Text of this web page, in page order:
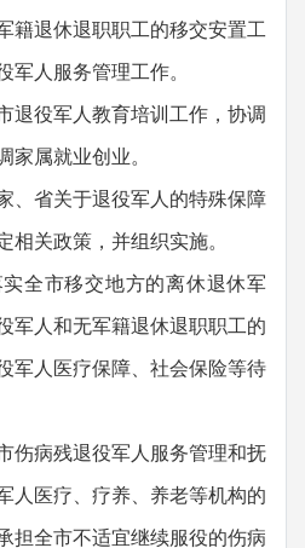
籍退休退职职工的移交安置工
军人服务管理工作。
役军人教育培训工作，协调
家属就业创业。
省关于退役军人的特殊保障
关政策，并组织实施。
市移交地方的离休退休军
军人和无军籍退休退职职工的
军人医疗保障、社会保险等待
病残退役军人服务管理和抚
人医疗、疗养、养老等机构的
担全市不适宜继续服役的伤病